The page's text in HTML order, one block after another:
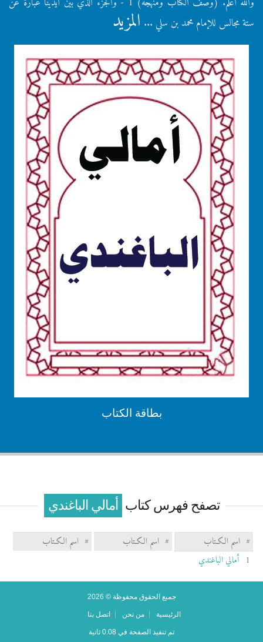
ستة مجالس للإمام محمد بن سلي ... المزيد
بطاقة الكتاب
تصفح فهرس كتاب أمالي الباغندي
# اسم الكـتاب # اسم الكـتاب # اسم الكـتاب
1 أمالي الباغندي
جميع الحقوق محفوظة © 2026
الرئيسية من نحن اتصل بنا
تم تنفيذ الصفحة في 0.08 ثانية